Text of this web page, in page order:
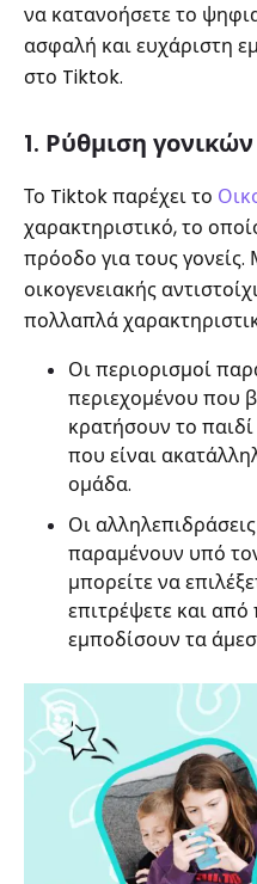
να κατανοήσετε το
ασφαλή και ευχάριστη
στο Tiktok.
1. Ρύθμιση
Το Tiktok παρέχει το
χαρακτηριστικό, το
πρόοδο για τους
οικογενειακής
πολλαπλά
Οι περιορισμοί
περιεχομένου που
κρατήσουν το
που είναι
ομάδα.
Οι
παραμένουν υπό
μπορείτε να
επιτρέψετε και
εμποδίσουν τα